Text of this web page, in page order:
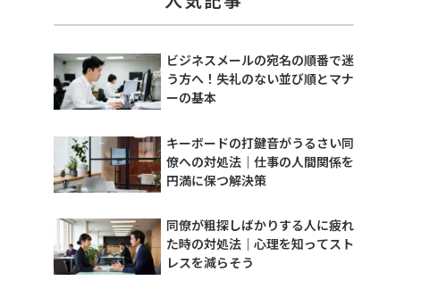
ビジネスメールの宛名の順番で迷
う方へ！失礼のない並び順とマナ
ーの基本
キーボードの打鍵音がうるさい同
僚への対処法｜仕事の人間関係を
円満に保つ解決策
同僚が粗探しばかりする人に疲れ
た時の対処法｜心理を知ってスト
レスを減らそう